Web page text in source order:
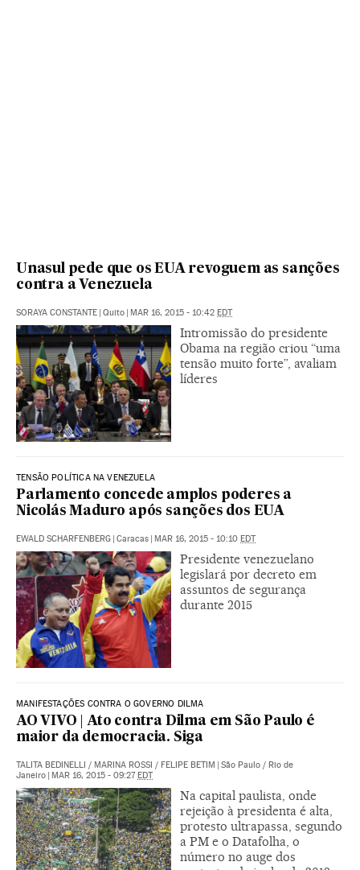
Unasul pede que os EUA revoguem as sanções
contra a Venezuela
SORAYA CONSTANTE | Quito | MAR 16, 2015 - 10:42 EDT
Intromissão do presidente
Obama na região criou “uma
tensão muito forte”, avaliam
líderes
TENSÃO POLÍTICA NA VENEZUELA
Parlamento concede amplos poderes a
Nicolás Maduro após sanções dos EUA
EWALD SCHARFENBERG | Caracas | MAR 16, 2015 - 10:10 EDT
Presidente venezuelano
legislará por decreto em
assuntos de segurança
durante 2015
MANIFESTAÇÕES CONTRA O GOVERNO DILMA
AO VIVO | Ato contra Dilma em São Paulo é
maior da democracia. Siga
TALITA BEDINELLI / MARINA ROSSI / FELIPE BETIM | São Paulo / Rio de
Janeiro | MAR 16, 2015 - 09:27EDT
Na capital paulista, onde
rejeição à presidenta é alta,
protesto ultrapassa, segundo
a PM e o Datafolha, o
número no auge dos